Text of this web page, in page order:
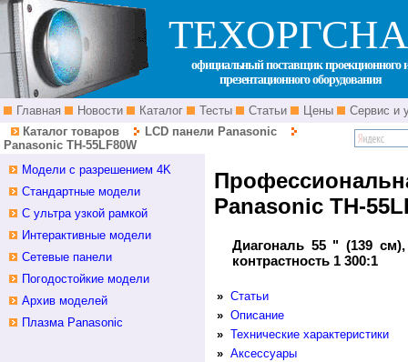
официальный поставщик проекционного
презентационного оборудования
Главная Новости Каталог Тесты Статьи Цены
Сервис и
Каталог товаров
LCD панели Panasonic
Panasonic TH-55LF80W
Panasonic TH-
Диагональ 55 " (139 см),
контрастность 1 300:1
» Статьи
» Описание
» Технические характеристики
» Аксессуары
Модели с разрешением 4K
Стандартные модели
С ультра узкой рамкой
Интерактивные модели
Сетевые панели
Погодостойкие модели
Архив моделей
Плазма Panasonic